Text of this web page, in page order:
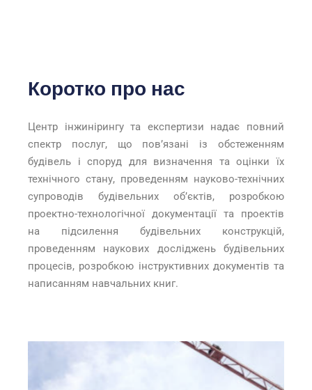
Коротко про нас
Центр інжинірингу та експертизи надає повний
спектр послуг, що повʼязані із обстеженням
будівель і споруд для визначення та оцінки їх
технічного стану, проведенням науково-технічних
супроводів будівельних об’єктів, розробкою
проектно-технологічної документації та проектів
на підсилення будівельних конструкцій,
проведенням наукових досліджень будівельних
процесів, розробкою інструктивних документів та
написанням навчальних книг.